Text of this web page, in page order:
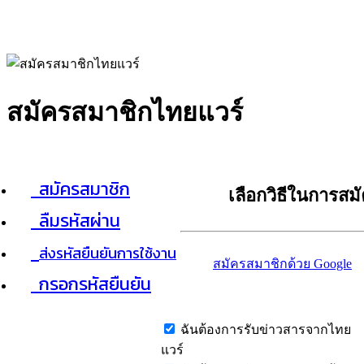
สมัครสมาชิกไทยแวร์
สมัครสมาชิก
ลืมรหัสผ่าน
ส่งรหัสยืนยันการใช้งาน
กรอกรหัสยืนยัน
เลือกวิธีในการส
สมัครสมาชิกด้วย Google
ฉันต้องการรับข่าวสารจากไทย
แวร์